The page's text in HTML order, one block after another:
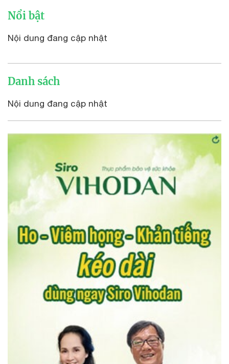
Nổi bật
Nội dung đang cập nhật
Danh sách
Nội dung đang cập nhật